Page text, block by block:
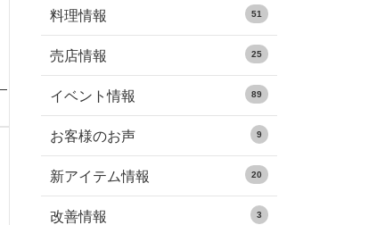
料理情報 51
売店情報 25
イベント情報 89
お客様のお声 9
新アイテム情報 20
改善情報 3